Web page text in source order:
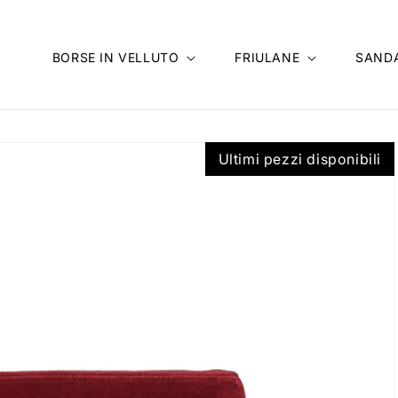
BORSE IN VELLUTO FRIULANE
Ultimi pezzi disponibili